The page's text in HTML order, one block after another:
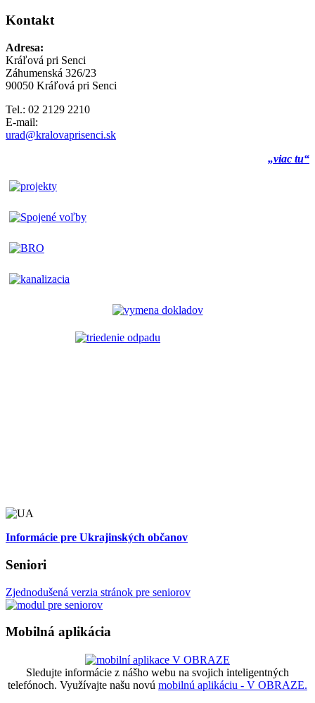
Kontakt
Adresa:
Kráľová pri Senci
Záhumenská 326/23
90050 Kráľová pri Senci
Tel.: 02 2129 2210
E-mail:
urad@kralovaprisenci.sk
„viac tu“
Informácie pre Ukrajinských občanov
Seniori
Zjednodušená verzia stránok pre seniorov
Mobilná aplikácia
Sledujte informácie z nášho webu na svojich inteligentných
telefónoch. Využívajte našu novú mobilnú aplikáciu - V OBRAZE.